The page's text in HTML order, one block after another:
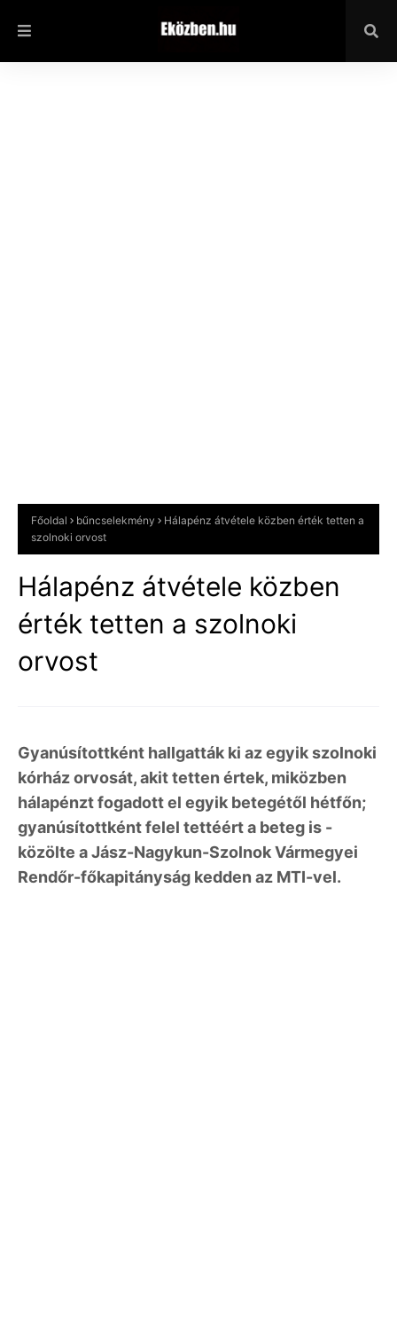
Főoldal bűncselekmény
Hálapénz átvétele közben érték tetten a
szolnoki orvost
Hálapénz átvétele közben
érték tetten a szolnoki
orvost
Gyanúsítottként hallgatták ki az egyik szolnoki
kórház orvosát, akit tetten értek, miközben
hálapénzt fogadott el egyik betegétől hétfőn;
gyanúsítottként felel tettéért a beteg is -
közölte a Jász-Nagykun-Szolnok Vármegyei
Rendőr-főkapitányság kedden az MTI-vel.